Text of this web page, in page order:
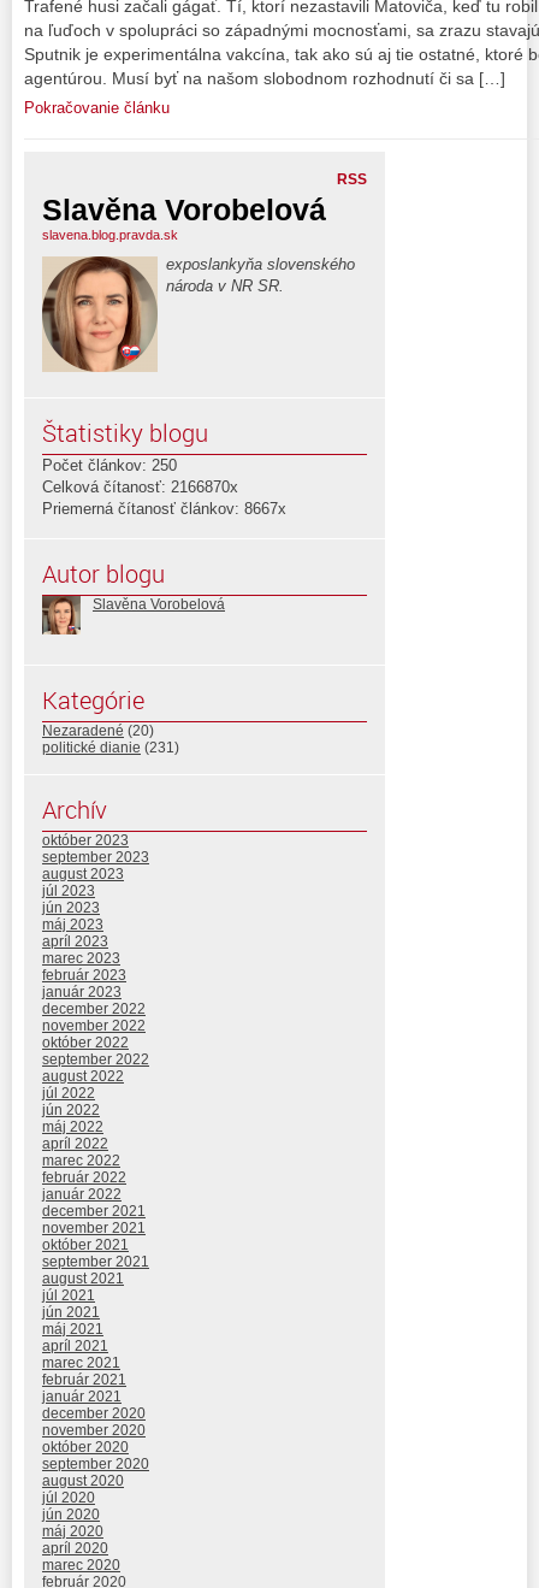
Trafené husi začali gágať. Tí, ktorí nezastavili Matoviča, keď tu
na ľuďoch v spolupráci so západnými mocnosťami, sa zrazu
Sputnik je experimentálna vakcína, tak ako sú aj tie ostatné, ktoré
agentúrou. Musí byť na našom slobodnom rozhodnutí či sa […]
Pokračovanie článku
RSS
Slavěna Vorobelová
slavena.blog.pravda.sk
exposlankyňa slovenského
národa v NR SR.
Štatistiky blogu
Počet článkov: 250
Celková čítanosť: 2166870x
Priemerná čítanosť článkov: 8667x
Autor blogu
Slavěna Vorobelová
Kategórie
Nezaradené (20)
politické dianie (231)
Archív
október 2023
september 2023
august 2023
júl 2023
jún 2023
máj 2023
apríl 2023
marec 2023
február 2023
január 2023
december 2022
november 2022
október 2022
september 2022
august 2022
júl 2022
jún 2022
máj 2022
apríl 2022
marec 2022
február 2022
január 2022
december 2021
november 2021
október 2021
september 2021
august 2021
júl 2021
jún 2021
máj 2021
apríl 2021
marec 2021
február 2021
január 2021
december 2020
november 2020
október 2020
september 2020
august 2020
júl 2020
jún 2020
máj 2020
apríl 2020
marec 2020
február 2020